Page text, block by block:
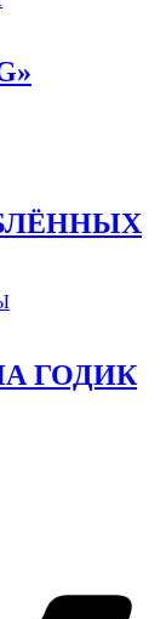
ГОДИК